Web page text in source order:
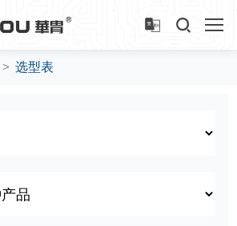
> 选型表